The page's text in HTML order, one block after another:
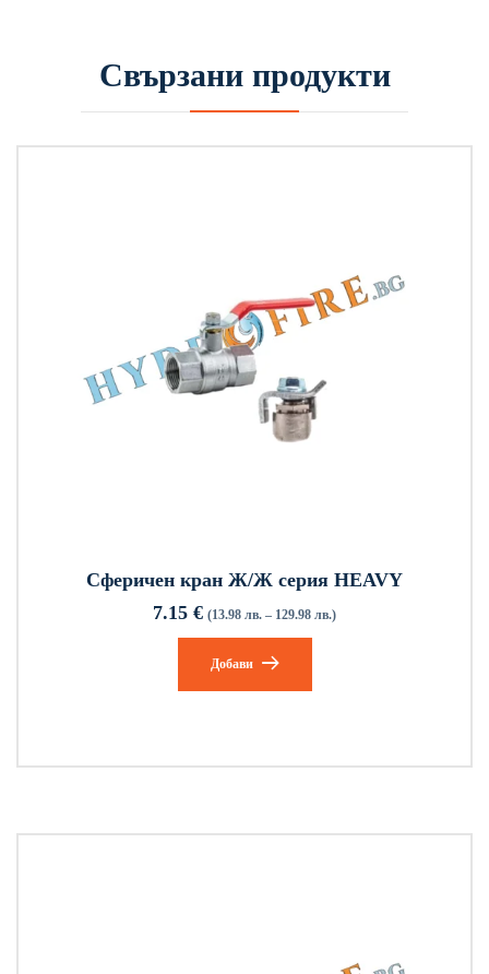
Свързани продукти
Сферичен кран Ж/Ж серия HEAVY
7.15 € (13.98 лв. – 129.98 лв.)
Добави